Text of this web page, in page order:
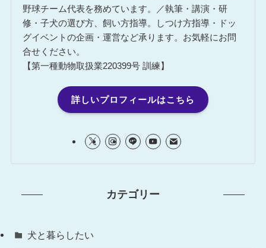
野球チーム代表を務めています。／執筆・講演・研
修・子犬の選び方、飼い方指導。しつけ方指導・ドッ
グイベントの企画・運営など承ります。お気軽にお問
合せください。
【第一種動物取扱業220399号 訓練】
詳しいプロフィールはこちら
カテゴリー
犬と暮らしたい